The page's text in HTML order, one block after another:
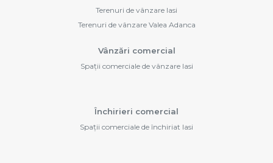
Terenuri de vânzare Iasi
Terenuri de vânzare Valea Adanca
Vânzări comercial
Spații comerciale de vânzare Iasi
Închirieri comercial
Spații comerciale de închiriat Iasi